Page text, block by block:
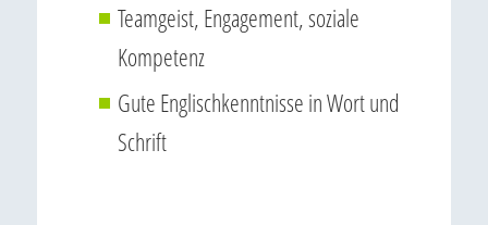
Teamgeist, Engagement, soziale
Kompetenz
Gute Englischkenntnisse in Wort und
Schrift